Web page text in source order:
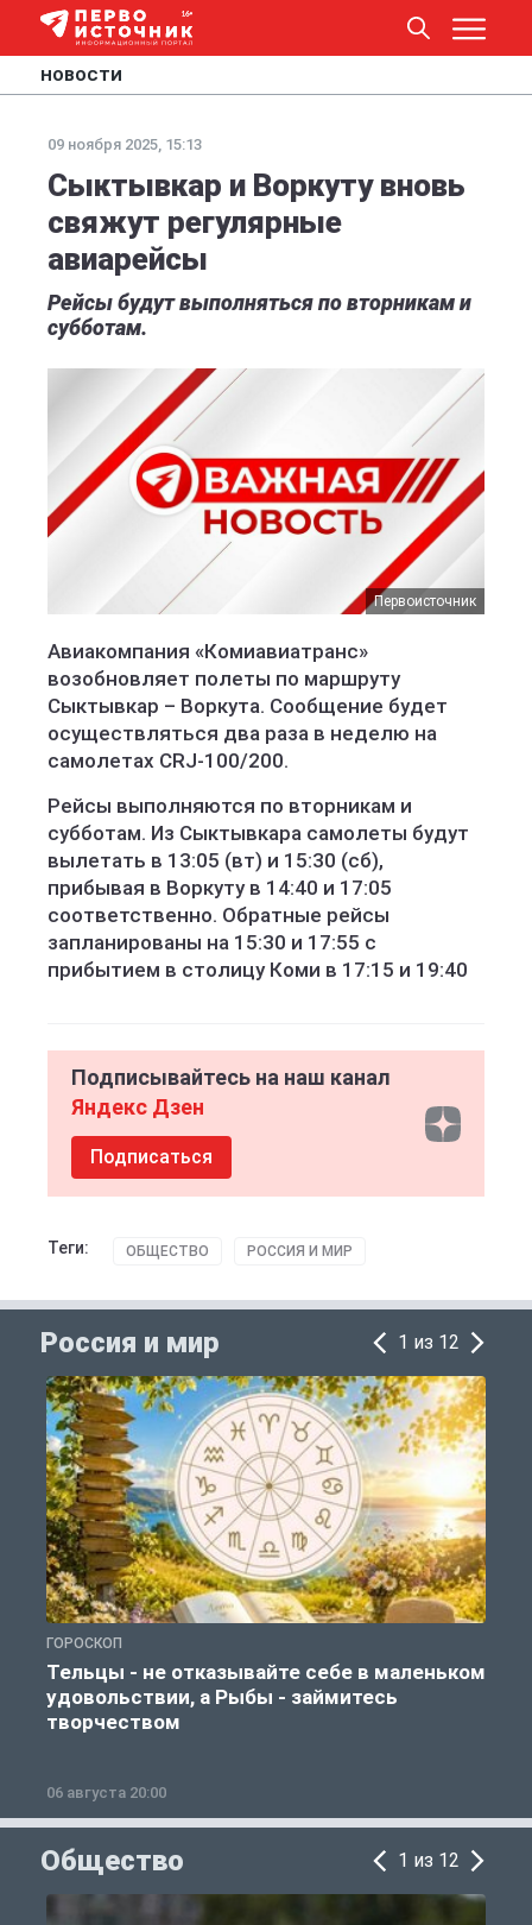
НОВОСТИ
09 ноября 2025, 15:13
Сыктывкар и Воркуту вновь
свяжут регулярные
авиарейсы
Рейсы будут выполняться по вторникам и
субботам.
Первоисточник
Авиакомпания «Комиавиатранс»
возобновляет полеты по маршруту
Сыктывкар – Воркута. Сообщение будет
осуществляться два раза в неделю на
самолетах CRJ-100/200.
Рейсы выполняются по вторникам и
субботам. Из Сыктывкара самолеты будут
вылетать в 13:05 (вт) и 15:30 (сб),
прибывая в Воркуту в 14:40 и 17:05
соответственно. Обратные рейсы
запланированы на 15:30 и 17:55 с
прибытием в столицу Коми в 17:15 и 19:40
Подписывайтесь на наш канал
Яндекс Дзен
Подписаться
Теги: ОБЩЕСТВО РОССИЯ И МИР
Россия и мир 1 из 12
ГОРОСКОП
Тельцы - не отказывайте себе в маленьком
удовольствии, а Рыбы - займитесь
творчеством
06 августа 20:00
Общество 1 из 12